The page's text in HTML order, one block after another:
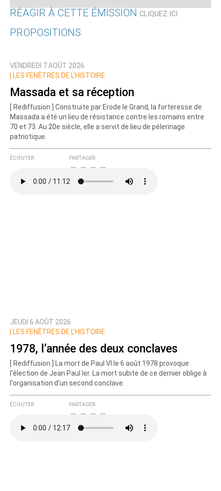
RÉAGIR À CETTE ÉMISSION CLIQUEZ ICI
Nom
Courriel (non publié)
Ajoutez votre commentaire ici
Texte de votre message
Prévenez-moi de tous les nouveaux commentaires
PROPOSITIONS
VENDREDI 7 AOÛT 2026
LES FENÊTRES DE L’HISTOIRE
Massada et sa réception
[ Rediffusion ] Construite par Erode le Grand, la forteresse de
Massada a été un lieu de résistance contre les romains entre
70 et 73. Au 20e siècle, elle a servit de lieu de pélerinage
patriotique.
ÉCOUTER PARTAGER
JEUDI 6 AOÛT 2026
LES FENÊTRES DE L’HISTOIRE
1978, l’année des deux conclaves
[ Rediffusion ] La mort de Paul VI le 6 août 1978 provoque
l'élection de Jean Paul Ier. La mort subite de ce dernier oblige à
l'organisation d'un second conclave.
ÉCOUTER PARTAGER